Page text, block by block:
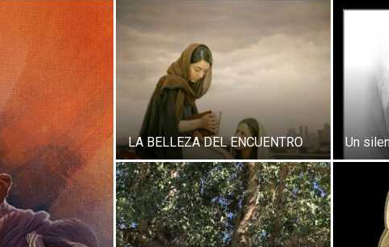
LA BELLEZA DEL ENCUENTRO Un